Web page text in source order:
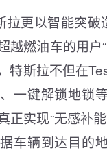
拉更以智能突破
越燃油车的用户
特斯拉不但在
一键解锁地锁
正实现“无感补
车辆到达目的